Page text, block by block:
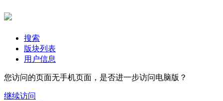
搜索
版块列表
用户信息
您访问的页面无手机页面，是否进一步访问电脑版？
继续访问